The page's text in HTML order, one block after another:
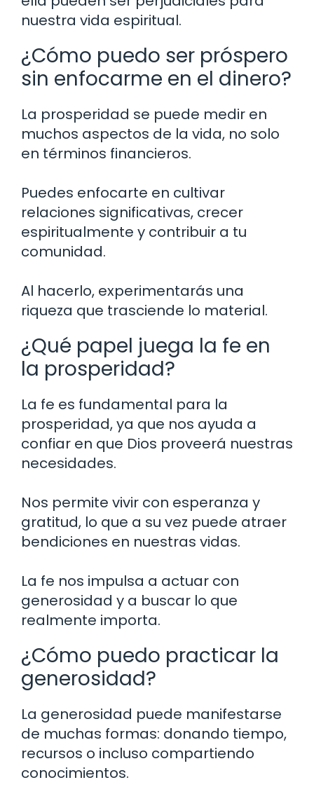
nuestra vida espiritual.
¿Cómo puedo ser próspero
sin enfocarme en el dinero?
La prosperidad se puede medir en
muchos aspectos de la vida, no solo
en términos financieros.
Puedes enfocarte en cultivar
relaciones significativas, crecer
espiritualmente y contribuir a tu
comunidad.
Al hacerlo, experimentarás una
riqueza que trasciende lo material.
¿Qué papel juega la fe en
la prosperidad?
La fe es fundamental para la
prosperidad, ya que nos ayuda a
confiar en que Dios proveerá nuestras
necesidades.
Nos permite vivir con esperanza y
gratitud, lo que a su vez puede atraer
bendiciones en nuestras vidas.
La fe nos impulsa a actuar con
generosidad y a buscar lo que
realmente importa.
¿Cómo puedo practicar la
generosidad?
La generosidad puede manifestarse
de muchas formas: donando tiempo,
recursos o incluso compartiendo
conocimientos.